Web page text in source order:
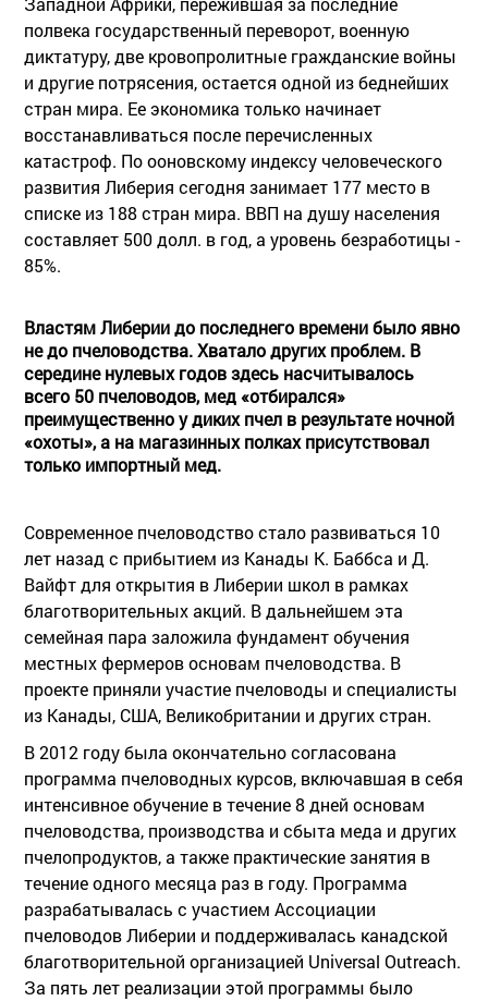
полвека государственный переворот, военную
диктатуру, две кровопролитные гражданские войны
и другие потрясения, остается одной из беднейших
стран мира. Ее экономика только начинает
восстанавливаться после перечисленных
катастроф. По ооновскому индексу человеческого
развития Либерия сегодня занимает 177 место в
списке из 188 стран мира. ВВП на душу населения
составляет 500 долл. в год, а уровень безработицы -
85%.
Властям Либерии до последнего времени было явно
не до пчеловодства. Хватало других проблем. В
середине нулевых годов здесь насчитывалось
всего 50 пчеловодов, мед «отбирался»
преимущественно у диких пчел в результате ночной
«охоты», а на магазинных полках присутствовал
только импортный мед.
Современное пчеловодство стало развиваться 10
лет назад с прибытием из Канады К. Баббса и Д.
Вайфт для открытия в Либерии школ в рамках
благотворительных акций. В дальнейшем эта
семейная пара заложила фундамент обучения
местных фермеров основам пчеловодства. В
проекте приняли участие пчеловоды и специалисты
из Канады, США, Великобритании и других стран.
В 2012 году была окончательно согласована
программа пчеловодных курсов, включавшая в себя
интенсивное обучение в течение 8 дней основам
пчеловодства, производства и сбыта меда и других
пчелопродуктов, а также практические занятия в
течение одного месяца раз в году. Программа
разрабатывалась с участием Ассоциации
пчеловодов Либерии и поддерживалась канадской
благотворительной организацией Universal Outreach.
За пять лет реализации этой программы было